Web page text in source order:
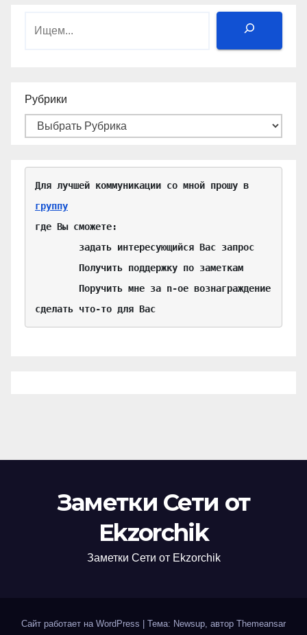
Поиск
Рубрики
группу
где Вы сможете:
сделать что-то для Вас
Заметки Сети от
Ekzorchik
Заметки Сети от Ekzorchik
Сайт работает на WordPress Тема: Newsup, автор Themeansar